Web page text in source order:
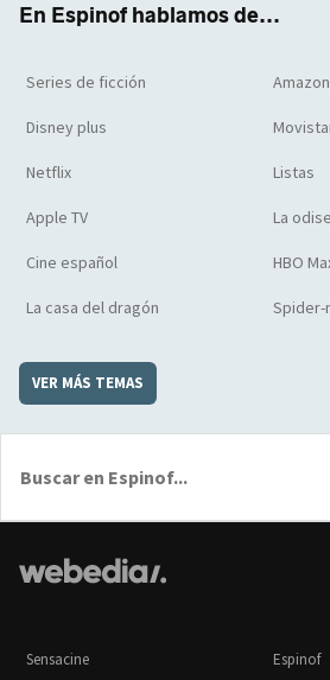
En Espinof hablamos de...
Series de ficción
Disney plus
Netflix Listas
Apple TV La
Cine español HBO
La casa del dragón Spider-
VER MÁS TEMAS
Sensacine Espinof